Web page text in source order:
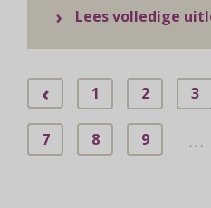
Lees volledige
‹ 1 2 3
7 8 9 …